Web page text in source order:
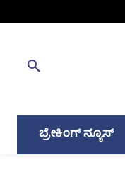
ಬ್ರೇಕಿಂಗ್ ನ್ಯೂಸ್